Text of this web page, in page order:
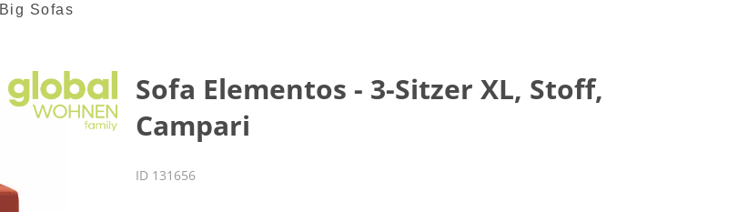
Big Sofas
Sofa Elementos - 3-Sitzer XL, Stoff,
Campari
ID 131656